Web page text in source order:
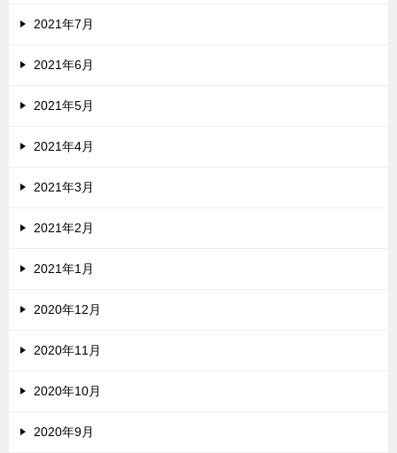
2021年7月
2021年6月
2021年5月
2021年4月
2021年3月
2021年2月
2021年1月
2020年12月
2020年11月
2020年10月
2020年9月